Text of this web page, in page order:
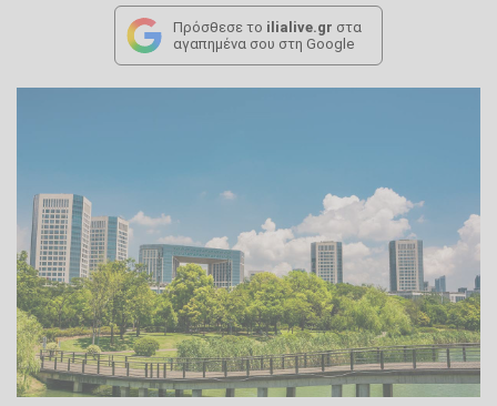
Πρόσθεσε το ilialive.gr στα
αγαπημένα σου στη Google